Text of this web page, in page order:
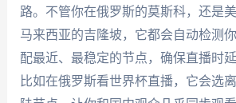
路。不管你在俄罗斯的莫斯科，还是
马来西亚的吉隆坡，它都会自动检测
配最近、最稳定的节点，确保直播时
比如在俄罗斯看世界杯直播，它会选